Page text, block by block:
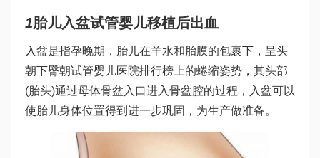
1胎儿入盆试管婴儿移植后出血
入盆是指孕晚期，胎儿在羊水和胎膜的包裹下，呈头
朝下臀朝试管婴儿医院排行榜上的蜷缩姿势，其头部
(胎头)通过母体骨盆入口进入骨盆腔的过程，入盆可以
使胎儿身体位置得到进一步巩固，为生产做准备。